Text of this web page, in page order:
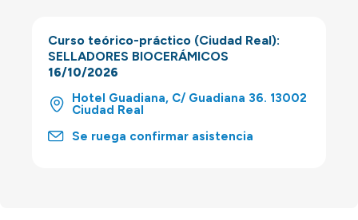
Curso teórico-práctico (Ciudad Real):
SELLADORES BIOCERÁMICOS
16/10/2026
Hotel Guadiana, C/ Guadiana 36. 13002
Ciudad Real
Se ruega confirmar asistencia